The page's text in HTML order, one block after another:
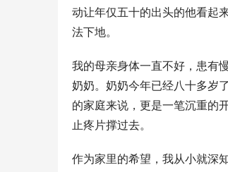
动让年仅五十的出头的他看起
法下地。
我的母亲身体一直不好，患有
奶奶。奶奶今年已经八十多岁
的家庭来说，更是一笔沉重的
止疼片撑过去。
作为家里的希望，我从小就深